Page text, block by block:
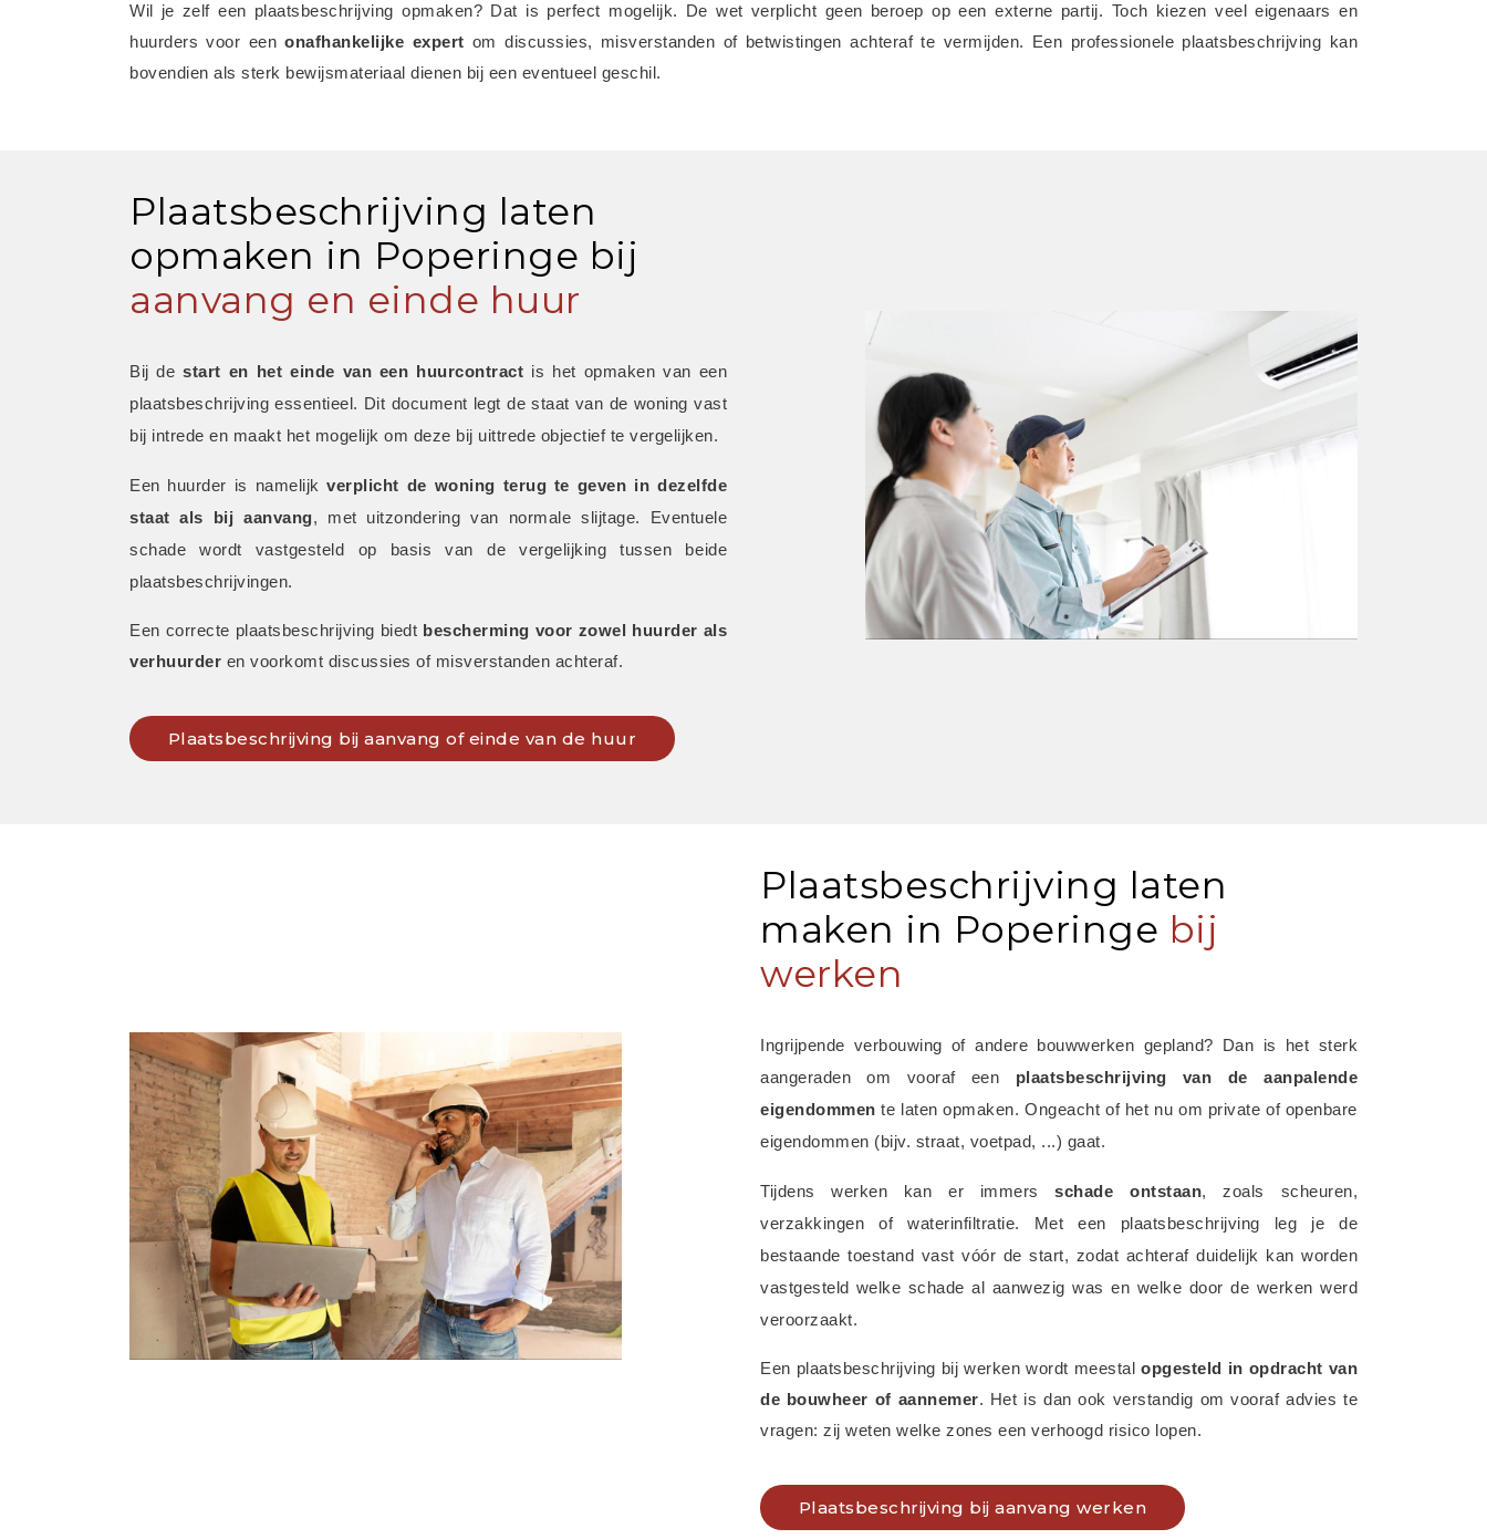
Wil je zelf een plaatsbeschrijving opmaken? Dat is perfect mogelijk. De wet verplicht geen beroep op een externe partij. Toch kiezen veel eigenaars en
huurders voor een onafhankelijke expert om discussies, misverstanden of betwistingen achteraf te vermijden. Een professionele plaatsbeschrijving kan
bovendien als sterk bewijsmateriaal dienen bij een eventueel geschil.
Plaatsbeschrijving laten
opmaken in Poperinge bij
aanvang en einde huur
Bij de start en het einde van een huurcontract is het opmaken van een
plaatsbeschrijving essentieel. Dit document legt de staat van de woning vast
bij intrede en maakt het mogelijk om deze bij uittrede objectief te vergelijken.
Een huurder is namelijk verplicht de woning terug te geven in dezelfde
staat als bij aanvang, met uitzondering van normale slijtage. Eventuele
schade wordt vastgesteld op basis van de vergelijking tussen beide
plaatsbeschrijvingen.
Een correcte plaatsbeschrijving biedt bescherming voor zowel huurder als
verhuurder en voorkomt discussies of misverstanden achteraf.
Plaatsbeschrijving bij aanvang of einde van de huur
Plaatsbeschrijving laten
maken in Poperinge bij
werken
Ingrijpende verbouwing of andere bouwwerken gepland? Dan is het sterk
aangeraden om vooraf een plaatsbeschrijving van de aanpalende
eigendommen te laten opmaken. Ongeacht of het nu om private of openbare
eigendommen (bijv. straat, voetpad, ...) gaat.
Tijdens werken kan er immers schade ontstaan, zoals scheuren,
verzakkingen of waterinfiltratie. Met een plaatsbeschrijving leg je de
bestaande toestand vast vóór de start, zodat achteraf duidelijk kan worden
vastgesteld welke schade al aanwezig was en welke door de werken werd
veroorzaakt.
Een plaatsbeschrijving bij werken wordt meestal opgesteld in opdracht van
de bouwheer of aannemer. Het is dan ook verstandig om vooraf advies te
vragen: zij weten welke zones een verhoogd risico lopen.
Plaatsbeschrijving bij aanvang werken